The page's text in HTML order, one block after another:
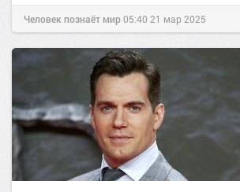
Человек познаёт мир05:40 21 мар 2025